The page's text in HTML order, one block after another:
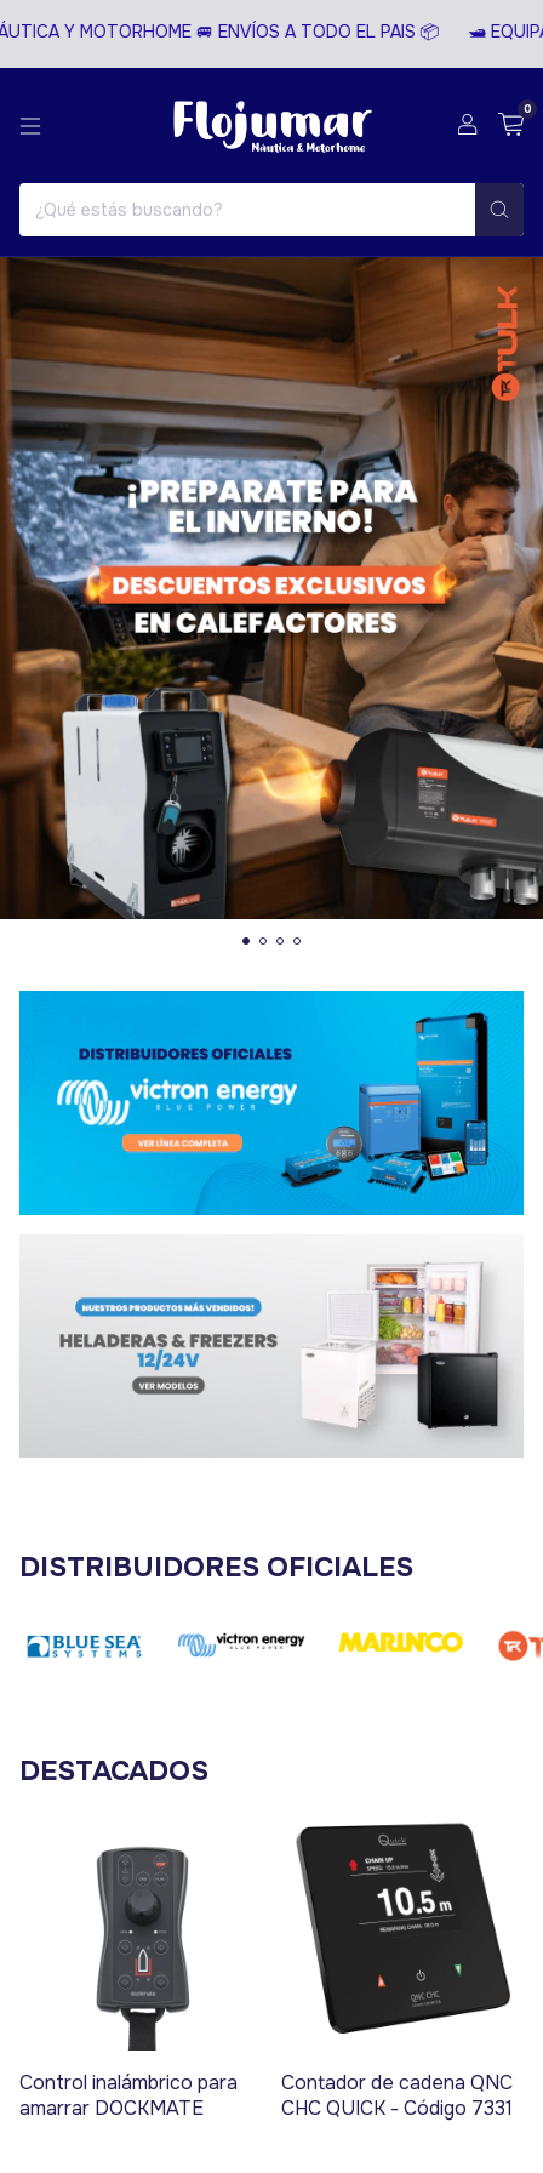
Y MOTORHOME 🚐 ENVÍOS A TODO EL PAIS 📦 🛥️
0
DISTRIBUIDORES OFICIALES
DESTACADOS
Control inalámbrico para
amarrar DOCKMATE
Contador de cadena QNC
CHC QUICK - Código 7331